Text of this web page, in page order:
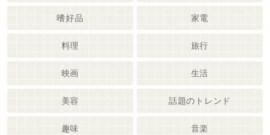
嗜好品 家電
料理 旅行
映画 生活
美容 話題のトレンド
趣味 音楽